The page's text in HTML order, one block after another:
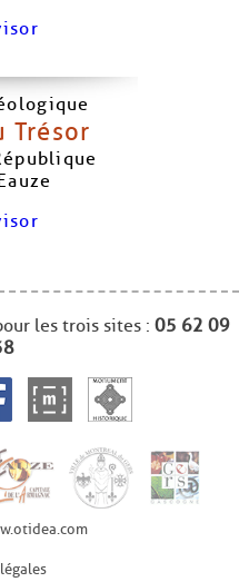
Trésor
les trois sites : 05 62 09